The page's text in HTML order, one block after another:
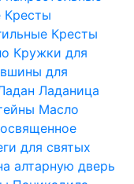
Кресты
Кресты
Кружки для
для
Ладаница
Масло
для святых
алтарную дверь